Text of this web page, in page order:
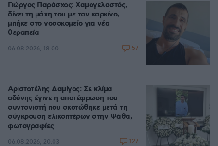
Γιώργος Παράσχος: Χαμογελαστός,
δίνει τη μάχη του με τον καρκίνο,
μπήκε στο νοσοκομείο για νέα
θεραπεία
06.08.2026, 18:00 57
Αριστοτέλης Δαμίγος: Σε κλίμα
οδύνης έγινε η αποτέφρωση του
συντονιστή που σκοτώθηκε μετά τη
σύγκρουση ελικοπτέρων στην Ψάθα,
φωτογραφίες
06.08.2026, 20:03 127